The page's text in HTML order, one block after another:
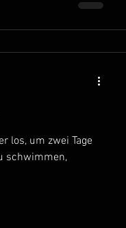
los, um zwei Tage
schwimmen,